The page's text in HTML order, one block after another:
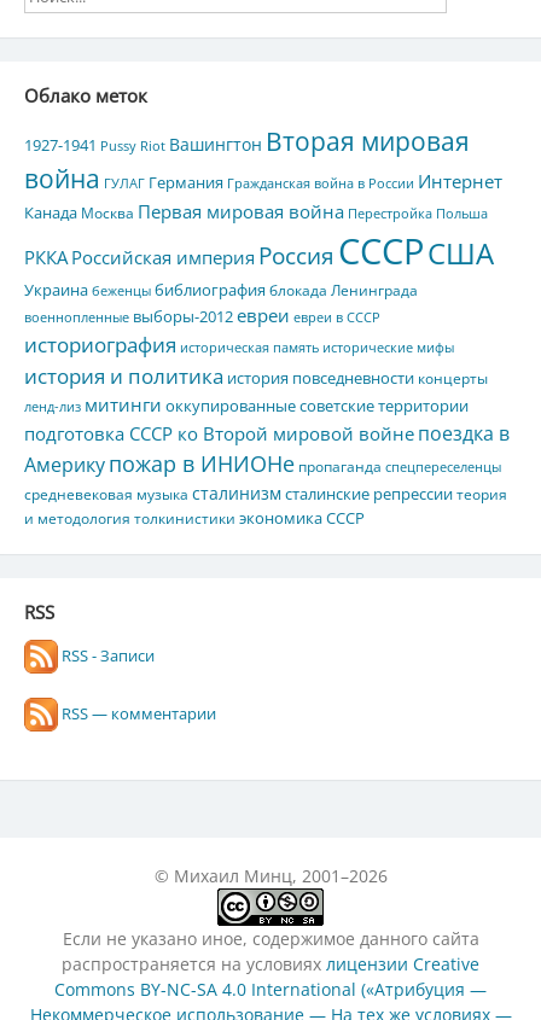
Облако меток
1927-1941 Pussy Riot Вашингтон Вторая мировая
война ГУЛАГ Германия Гражданская война в России Интернет
Канада Москва Первая мировая война Перестройка Польша
РККА Российская империя Россия СССРСША
Украина беженцы библиография блокада Ленинграда
военнопленные выборы-2012евреи евреи в СССР
историография историческая память исторические мифы
история и политика история повседневности концерты
ленд-лиз митинги оккупированные советские территории
подготовка СССР ко Второй мировой войнепоездка в
Америкупожар в ИНИОНе пропаганда спецпереселенцы
средневековая музыка сталинизмсталинские репрессиитеория
и методология толкинистики экономика СССР
RSS
RSS - Записи
RSS — комментарии
© Михаил Минц, 2001–2026
Если не указано иное, содержимое данного сайта
распространяется на условиях лицензии Creative
Commons BY-NC-SA 4.0 International («Атрибуция —
Некоммерческое использование — На тех же условиях —